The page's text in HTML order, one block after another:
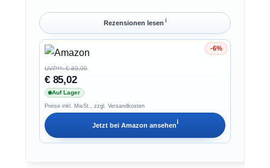
Rezensionen lesen ℹ︎
-6%
Ersparnis 6%
UVP**: € 89,99
€ 85,02
Auf Lager
Preise inkl. MwSt., zzgl. Versandkosten
Jetzt bei Amazon ansehenℹ︎